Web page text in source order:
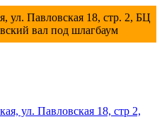
ул. Павловская 18, стр. 2, БЦ
вал под шлагбаум
ул. Павловская 18, стр 2,